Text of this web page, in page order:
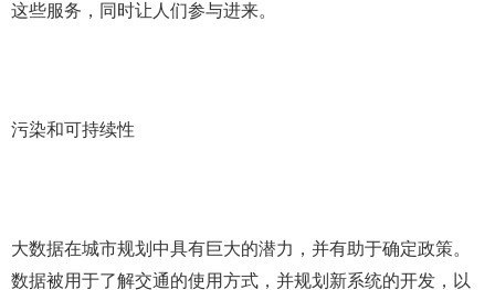
这些服务，同时让人们参与进来。
污染和可持续性
大数据在城市规划中具有巨大的潜力，并有助于确定政策。
数据被用于了解交通的使用方式，并规划新系统的开发，以